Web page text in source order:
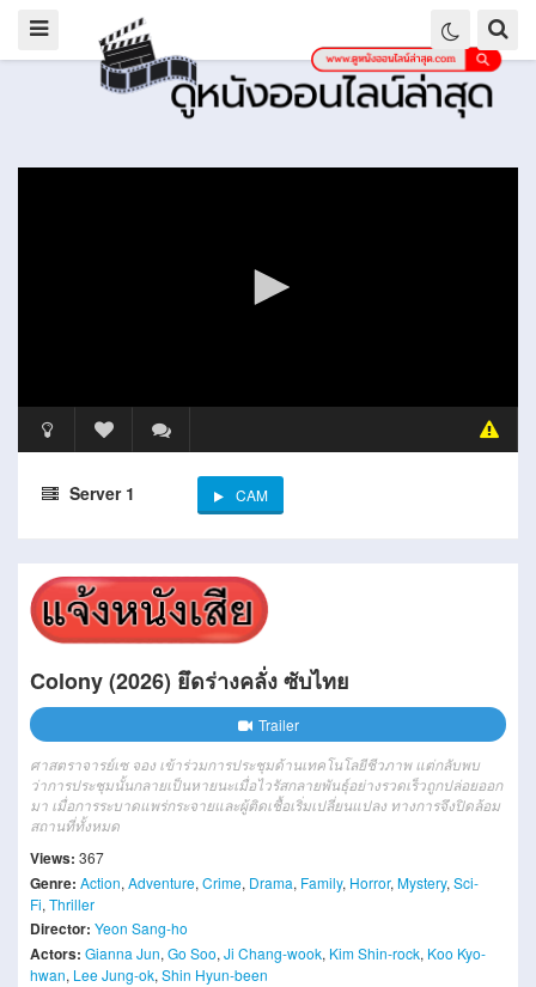
Server 1 CAM
Colony (2026) ยึดร่างคลั่ง ซับไทย
Trailer
ศาสตราจารย์เซ จอง เข้าร่วมการประชุมด้านเทคโนโลยีชีวภาพ แต่กลับพบ
ว่าการประชุมนั้นกลายเป็นหายนะเมื่อไวรัสกลายพันธุ์อย่างรวดเร็วถูกปล่อยออก
มา เมื่อการระบาดแพร่กระจายและผู้ติดเชื้อเริ่มเปลี่ยนแปลง ทางการจึงปิดล้อม
สถานที่ทั้งหมด
Views: 367
Genre: Action, Adventure, Crime, Drama, Family, Horror, Mystery, Sci-
Fi, Thriller
Director: Yeon Sang-ho
Actors: Gianna Jun, Go Soo, Ji Chang-wook, Kim Shin-rock, Koo Kyo-
hwan, Lee Jung-ok, Shin Hyun-been